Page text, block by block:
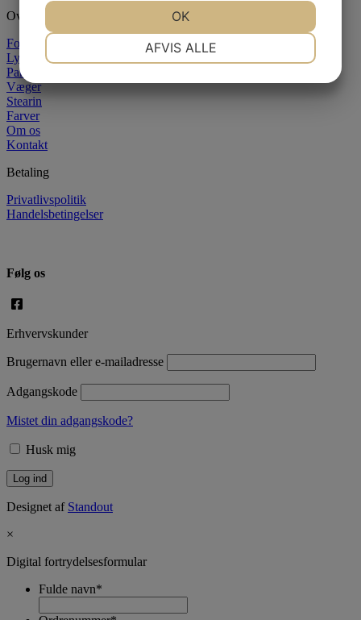
Oversigt
Forside
Lysstøbning
Paraffin
Væger
Stearin
Farver
Om os
Kontakt
Betaling
Privatlivspolitik
Handelsbetingelser
Følg os
Erhvervskunder
Brugernavn eller e-mailadresse
Adgangskode
Mistet din adgangskode?
Husk mig
Designet af Standout
×
Digital fortrydelsesformular
Fulde navn*
AFVIS ALLE
OK